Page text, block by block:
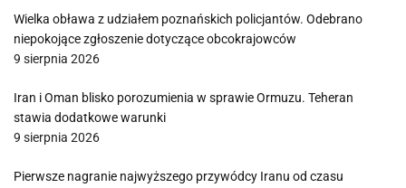
Wielka obława z udziałem poznańskich policjantów. Odebrano
niepokojące zgłoszenie dotyczące obcokrajowców
9 sierpnia 2026
Iran i Oman blisko porozumienia w sprawie Ormuzu. Teheran
stawia dodatkowe warunki
9 sierpnia 2026
Pierwsze nagranie najwyższego przywódcy Iranu od czasu